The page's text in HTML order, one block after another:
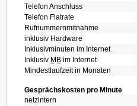
Telefon Anschluss
Telefon Flatrate
Rufnummernmitnahme
inklusiv Hardware
Inklusivminuten im Internet
Inklusiv MB im Internet
Mindestlaufzeit in Monaten
Gesprächskosten pro Minute
netzintern